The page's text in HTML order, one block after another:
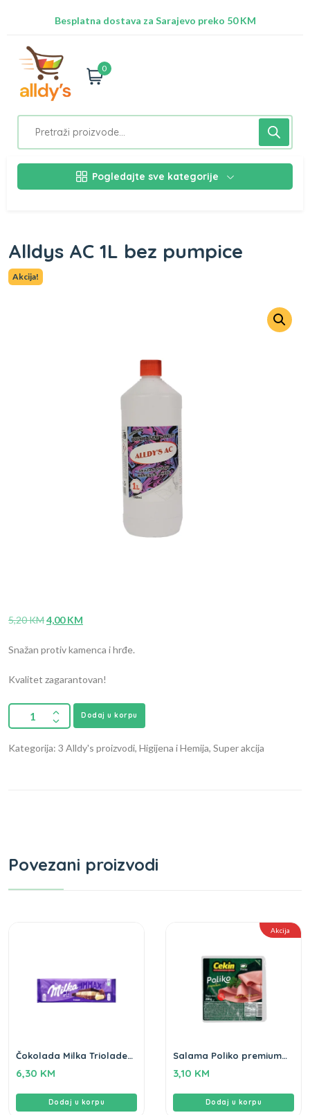
Besplatna dostava za Sarajevo preko 50 KM
0
Pogledajte sve kategorije
Alldys AC 1L bez pumpice
Akcija!
5,20KM4,00KM
Snažan protiv kamenca i hrđe.
Kvalitet zagarantovan!
Dodaj u korpu
Kategorija: 3 Alldy's proizvodi, Higijena i Hemija, Super akcija
Povezani proizvodi
Čokolada Milka Triolade
6,30 KM
Dodaj u korpu
Akcija
Salama Poliko premium
Free
3,10 KM
Dodaj u korpu